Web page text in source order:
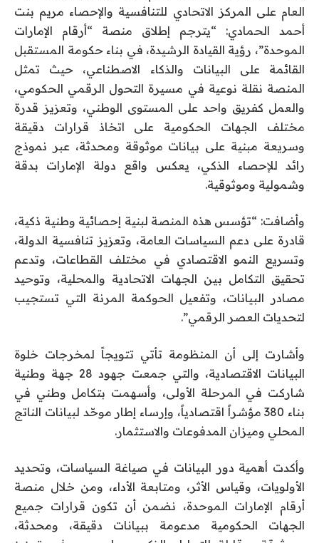
العام على المركز الاتحادي للتنافسية والإحصاء مريم بنت
أحمد الحمادي: “يترجم إطلاق منصة “أرقام الإمارات
الموحدة”، رؤية القيادة الرشيدة، في بناء حكومة المستقبل
القائمة على البيانات والذكاء الاصطناعي، حيث تمثل
المنصة نقلة نوعية في مسيرة التحول الرقمي الحكومي،
والعمل كفريق واحد على المستوى الوطني، وتعزيز قدرة
مختلف الجهات الحكومية على اتخاذ قرارات دقيقة
وسريعة مبنية على بيانات موثوقة ومحدثة، عبر نموذج
رائد للإحصاء الذكي، يعكس واقع دولة الإمارات بدقة
وشمولية وموثوقية.
وأضافت: “تؤسس هذه المنصة لبنية إحصائية وطنية ذكية،
قادرة على دعم السياسات العامة، وتعزيز تنافسية الدولة،
وتسريع النمو الاقتصادي في مختلف القطاعات، وتدعم
تحقيق التكامل بين الجهات الاتحادية والمحلية، وتوحيد
مصادر البيانات، وتفعيل الحوكمة المرنة التي تستجيب
لتحديات العصر الرقمي”.
وأشارت إلى أن المنظومة تأتي تتويجاً لمخرجات خلوة
البيانات الاقتصادية، والتي جمعت جهود 28 جهة وطنية
شاركت في المرحلة الأولى، وأسهمت بتكامل وطني في
بناء 380 مؤشراً اقتصادياً، وإرساء إطار موحّد لبيانات الناتج
المحلي وميزان المدفوعات والاستثمار.
وأكدت أهمية دور البيانات في صياغة السياسات، وتحديد
الأولويات، وقياس الأثر، ومتابعة الأداء، ومن خلال منصة
أرقام الإمارات الموحدة، نضمن أن تكون قرارات جميع
الجهات الحكومية مدعومة ببيانات دقيقة، ومحدثة،